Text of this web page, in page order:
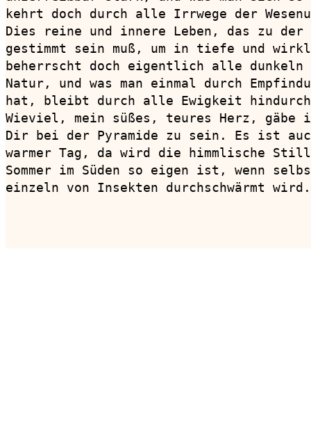
kehrt doch durch alle Irrwege der
Dies reine und innere Leben, das zu der
gestimmt sein muß, um in tiefe und
beherrscht doch eigentlich alle dunkeln
Natur, und was man einmal durch
hat, bleibt durch alle Ewigkeit
Wieviel, mein süßes, teures Herz, gäbe
Dir bei der Pyramide zu sein. Es ist
warmer Tag, da wird die himmlische
Sommer im Süden so eigen ist, wenn
einzeln von Insekten durchschwärmt